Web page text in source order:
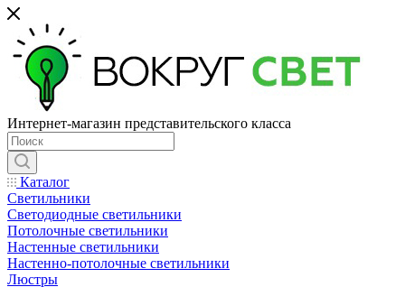
Интернет-магазин представительского класса
Каталог
Светильники
Светодиодные светильники
Потолочные светильники
Настенные светильники
Настенно-потолочные светильники
Люстры